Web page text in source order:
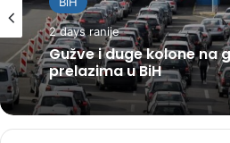
2 days ranije
Gužve i duge kolone na
prelazima u BiH